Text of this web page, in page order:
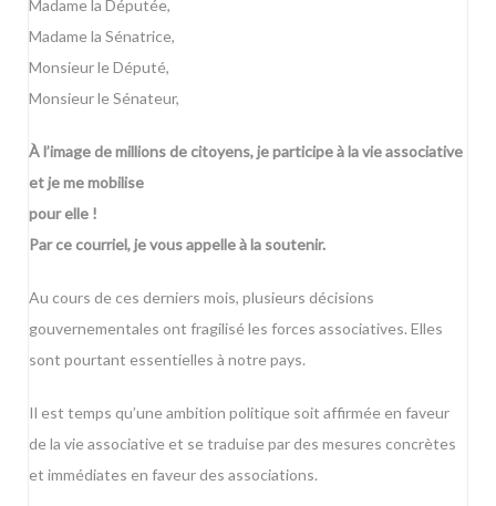
Madame la Députée,
Madame la Sénatrice,
Monsieur le Député,
Monsieur le Sénateur,
À l’image de millions de citoyens, je participe à la vie associative
et je me mobilise
pour elle !
Par ce courriel, je vous appelle à la soutenir.
Au cours de ces derniers mois, plusieurs décisions
gouvernementales ont fragilisé les forces associatives. Elles
sont pourtant essentielles à notre pays.
Il est temps qu’une ambition politique soit affirmée en faveur
de la vie associative et se traduise par des mesures concrètes
et immédiates en faveur des associations.